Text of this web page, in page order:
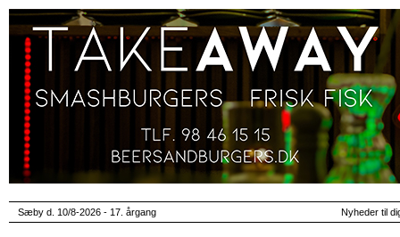
Sæby d. 10/8-2026 - 17. årgang Nyheder til